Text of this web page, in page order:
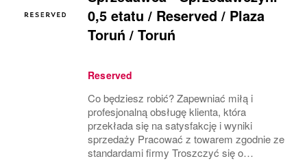
0,5 etatu / Reserved / Plaza
Toruń / Toruń
Reserved
Co będziesz robić? Zapewniać miłą i
profesjonalną obsługę klienta, która
przekłada się na satysfakcję i wyniki
sprzedaży Pracować z towarem zgodnie ze
standardami firmy Troszczyć się o